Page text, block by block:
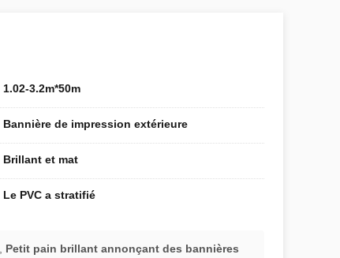
1.02-3.2m*50m
Bannière de impression extérieure
Brillant et mat
Le PVC a stratifié
Petit pain brillant annonçant des bannières